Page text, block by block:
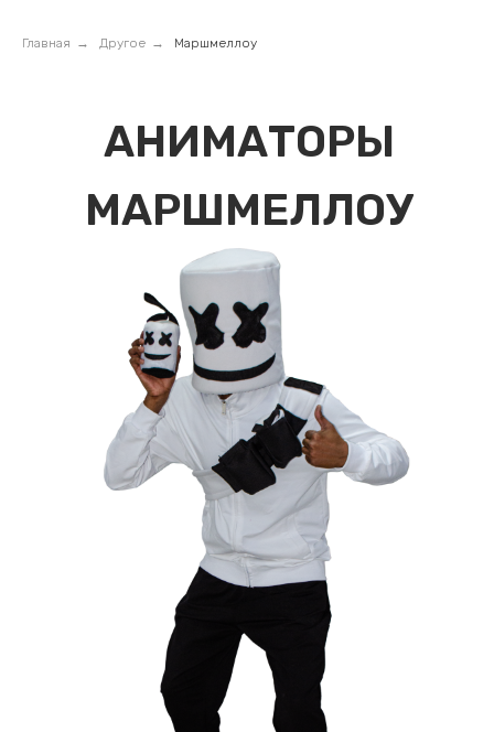
Главная → Другое → Маршмеллоу
АНИМАТОРЫ
МАРШМЕЛЛОУ